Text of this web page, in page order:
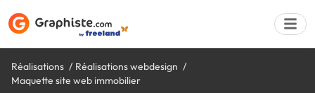
Réalisations
Réalisations webdesign
Maquette site web immobilier